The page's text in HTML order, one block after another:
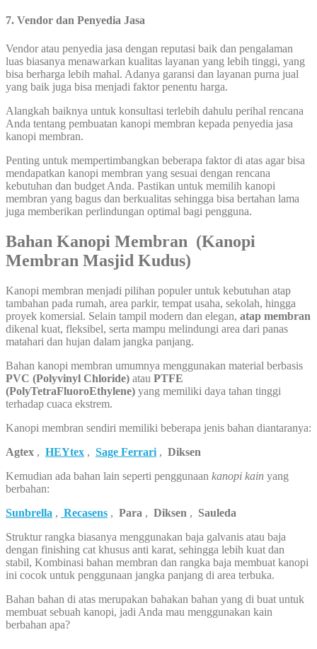
7. Vendor dan Penyedia Jasa
Vendor atau penyedia jasa dengan reputasi baik dan pengalaman
luas biasanya menawarkan kualitas layanan yang lebih tinggi, yang
bisa berharga lebih mahal. Adanya garansi dan layanan purna jual
yang baik juga bisa menjadi faktor penentu harga.
Alangkah baiknya untuk konsultasi terlebih dahulu perihal rencana
Anda tentang pembuatan kanopi membran kepada penyedia jasa
kanopi membran.
Penting untuk mempertimbangkan beberapa faktor di atas agar bisa
mendapatkan kanopi membran yang sesuai dengan rencana
kebutuhan dan budget Anda. Pastikan untuk memilih kanopi
membran yang bagus dan berkualitas sehingga bisa bertahan lama
juga memberikan perlindungan optimal bagi pengguna.
Bahan Kanopi Membran (Kanopi
Membran Masjid Kudus)
Kanopi membran menjadi pilihan populer untuk kebutuhan atap
tambahan pada rumah, area parkir, tempat usaha, sekolah, hingga
proyek komersial. Selain tampil modern dan elegan, atap membran
dikenal kuat, fleksibel, serta mampu melindungi area dari panas
matahari dan hujan dalam jangka panjang.
Bahan kanopi membran umumnya menggunakan material berbasis
PVC (Polyvinyl Chloride) atau PTFE
(PolyTetraFluoroEthylene) yang memiliki daya tahan tinggi
terhadap cuaca ekstrem.
Kanopi membran sendiri memiliki beberapa jenis bahan diantaranya:
Agtex , HEYtex , Sage Ferrari , Diksen
Kemudian ada bahan lain seperti penggunaan kanopi kain yang
berbahan:
Sunbrella , Recasens , Para , Diksen , Sauleda
Struktur rangka biasanya menggunakan baja galvanis atau baja
dengan finishing cat khusus anti karat, sehingga lebih kuat dan
stabil, Kombinasi bahan membran dan rangka baja membuat kanopi
ini cocok untuk penggunaan jangka panjang di area terbuka.
Bahan bahan di atas merupakan bahakan bahan yang di buat untuk
membuat sebuah kanopi, jadi Anda mau menggunakan kain
berbahan apa?